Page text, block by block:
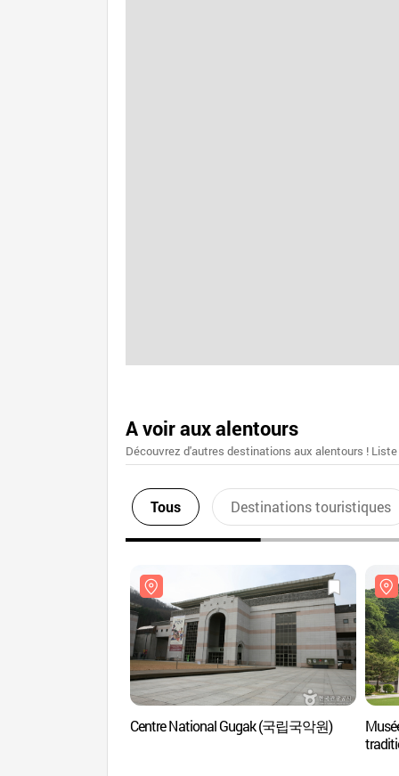
A voir aux alentours
Découvrez d'autres destinations aux alentours !
Tous Destinations touristiques
Centre National Gugak (국립국악원)